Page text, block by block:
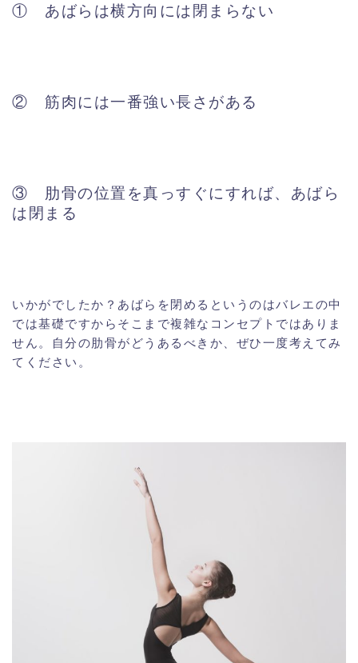
① あばらは横方向には閉まらない
② 筋肉には一番強い長さがある
③ 肋骨の位置を真っすぐにすれば、あばら
は閉まる
いかがでしたか？あばらを閉めるというのはバレエの中
では基礎ですからそこまで複雑なコンセプトではありま
せん。自分の肋骨がどうあるべきか、ぜひ一度考えてみ
てください。